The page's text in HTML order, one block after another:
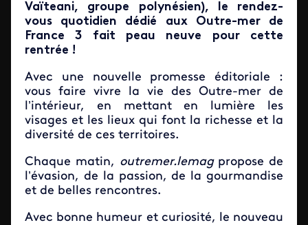
Vaïteani, groupe polynésien), le rendez-
vous quotidien dédié aux Outre-mer de
France 3 fait peau neuve pour cette
rentrée !
Avec une nouvelle promesse éditoriale :
vous faire vivre la vie des Outre-mer de
l’intérieur, en mettant en lumière les
visages et les lieux qui font la richesse et la
diversité de ces territoires.
Chaque matin, outremer.lemag propose de
l’évasion, de la passion, de la gourmandise
et de belles rencontres.
Avec bonne humeur et curiosité, le nouveau